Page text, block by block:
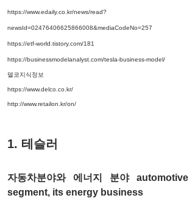
https://www.edaily.co.kr/news/read?
newsId=02476406625866008&mediaCodeNo=257
https://etf-world.tistory.com/181
https://businessmodelanalyst.com/tesla-business-model/
델코지식정보
https://www.delco.co.kr/
http://www.retailon.kr/on/
1. 테슬러
자동차분야와 에너지 분야 automotive
segment, its energy business